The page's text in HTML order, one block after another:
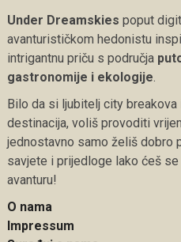
Under Dreamskies poput
avanturističkom hedonistu
intrigantnu priču s područja
gastronomije i ekologije.
Bilo da si ljubitelj city
destinacija, voliš provoditi
jednostavno samo želiš dobro
savjete i prijedloge lako ćeš
avanturu!
O nama
Impressum